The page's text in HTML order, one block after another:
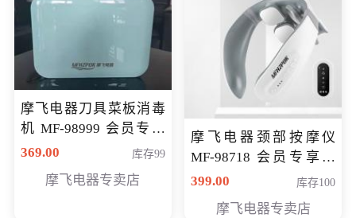
摩飞电器刀具菜板消毒
机 MF-98999 会员专享
价286元
369.00 库存99
摩飞电器专卖店
摩飞电器颈部按摩仪
MF-98718 会员专享价
299元
399.00 库存100
摩飞电器专卖店